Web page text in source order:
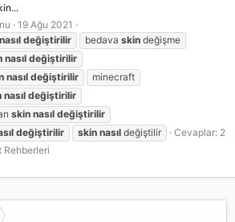
19 Ağu 2021
nasıl değiştirilir bedava skin değişme
nasıl değiştirilir
nasıl değiştirilir
minecraft
nasıl değiştirilir
skin nasıl değiştirilir
değiştirilir skin nasıl değiştilir
Cevaplar: 2
Rehberleri